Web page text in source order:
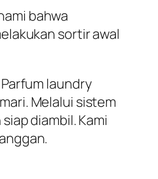
bahwa
sortir awal
laundry
Melalui sistem
diambil. Kami